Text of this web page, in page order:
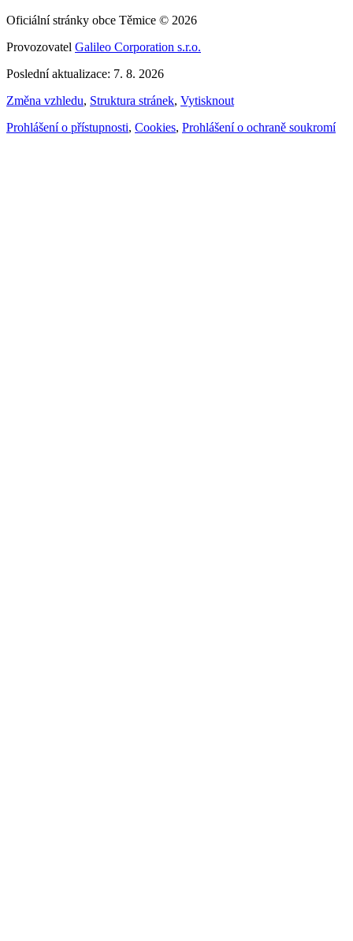
Oficiální stránky obce Těmice © 2026
Provozovatel Galileo Corporation s.r.o.
Poslední aktualizace: 7. 8. 2026
Změna vzhledu, Struktura stránek, Vytisknout
Prohlášení o přístupnosti, Cookies, Prohlášení o ochraně soukromí